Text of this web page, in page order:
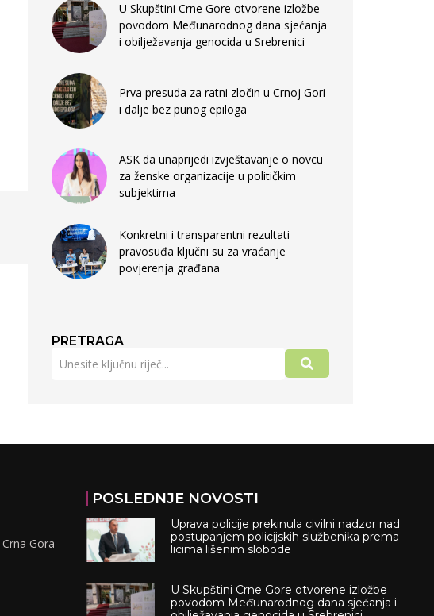
U Skupštini Crne Gore otvorene izložbe
povodom Međunarodnog dana sjećanja
i obilježavanja genocida u Srebrenici
Prva presuda za ratni zločin u Crnoj Gori
i dalje bez punog epiloga
ASK da unaprijedi izvještavanje o novcu
za ženske organizacije u političkim
subjektima
Konkretni i transparentni rezultati
pravosuđa ključni su za vraćanje
povjerenja građana
PRETRAGA
Gora
POSLEDNJE NOVOSTI
Uprava policije prekinula civilni nadzor nad
postupanjem policijskih službenika prema
licima lišenim slobode
U Skupštini Crne Gore otvorene izložbe
povodom Međunarodnog dana sjećanja i